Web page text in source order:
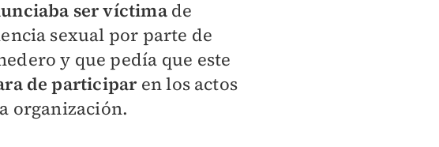
ser víctimade
sexual por parte de
y que pedía que este
de participaren los actos
organización.